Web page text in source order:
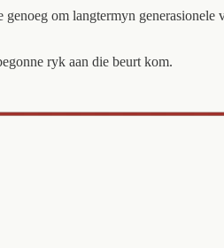
om langtermyn generasionele
ryk aan die beurt kom.